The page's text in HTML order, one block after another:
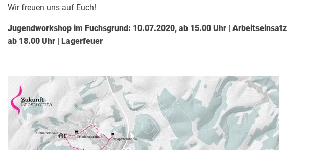
Wir freuen uns auf Euch!
Jugendworkshop im Fuchsgrund: 10.07.2020, ab 15.00 Uhr | Arbeitseinsatz
ab 18.00 Uhr | Lagerfeuer